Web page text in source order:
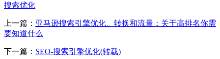
搜索优化
上一篇： 亚马逊搜索引擎优化、转换和流量：关于高排名你需
要知道什么
下一篇： SEO-搜索引擎优化(转载)